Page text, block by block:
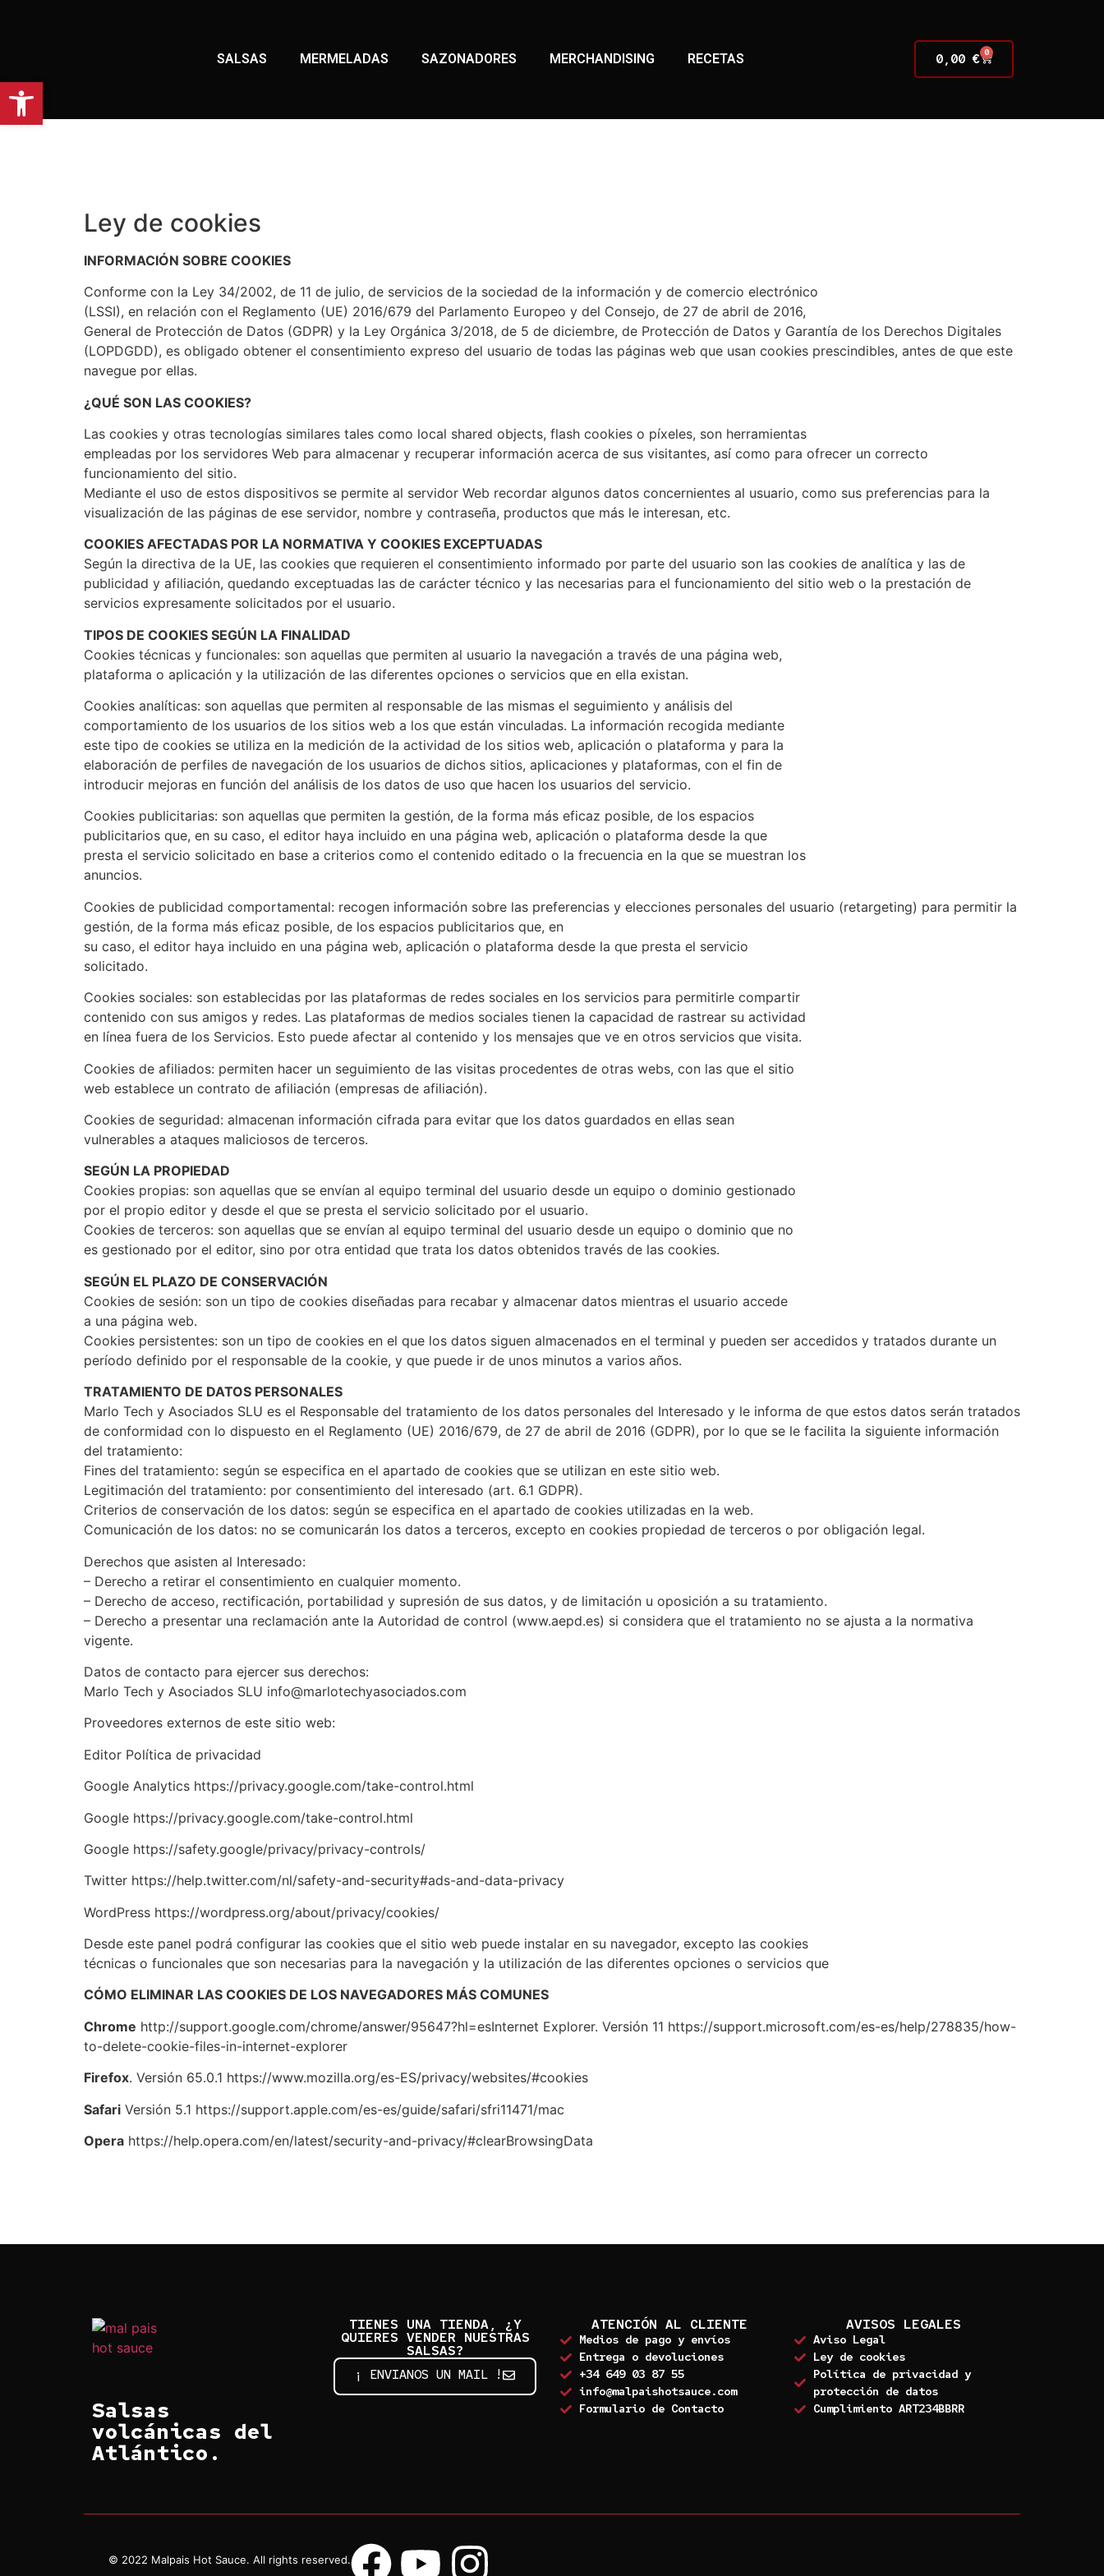
SALSAS MERMELADAS SAZONADORES MERCHANDISING RECETAS 0,00 € 0
Ley de cookies
INFORMACIÓN SOBRE COOKIES
Conforme con la Ley 34/2002, de 11 de julio, de servicios de la sociedad de la información y de comercio electrónico
(LSSI), en relación con el Reglamento (UE) 2016/679 del Parlamento Europeo y del Consejo, de 27 de abril de 2016,
General de Protección de Datos (GDPR) y la Ley Orgánica 3/2018, de 5 de diciembre, de Protección de Datos y Garantía de los Derechos Digitales
(LOPDGDD), es obligado obtener el consentimiento expreso del usuario de todas las páginas web que usan cookies prescindibles, antes de que este
navegue por ellas.
¿QUÉ SON LAS COOKIES?
Las cookies y otras tecnologías similares tales como local shared objects, flash cookies o píxeles, son herramientas
empleadas por los servidores Web para almacenar y recuperar información acerca de sus visitantes, así como para ofrecer un correcto
funcionamiento del sitio.
Mediante el uso de estos dispositivos se permite al servidor Web recordar algunos datos concernientes al usuario, como sus preferencias para la
visualización de las páginas de ese servidor, nombre y contraseña, productos que más le interesan, etc.
COOKIES AFECTADAS POR LA NORMATIVA Y COOKIES EXCEPTUADAS
Según la directiva de la UE, las cookies que requieren el consentimiento informado por parte del usuario son las cookies de analítica y las de
publicidad y afiliación, quedando exceptuadas las de carácter técnico y las necesarias para el funcionamiento del sitio web o la prestación de
servicios expresamente solicitados por el usuario.
TIPOS DE COOKIES SEGÚN LA FINALIDAD
Cookies técnicas y funcionales: son aquellas que permiten al usuario la navegación a través de una página web,
plataforma o aplicación y la utilización de las diferentes opciones o servicios que en ella existan.
Cookies analíticas: son aquellas que permiten al responsable de las mismas el seguimiento y análisis del
comportamiento de los usuarios de los sitios web a los que están vinculadas. La información recogida mediante
este tipo de cookies se utiliza en la medición de la actividad de los sitios web, aplicación o plataforma y para la
elaboración de perfiles de navegación de los usuarios de dichos sitios, aplicaciones y plataformas, con el fin de
introducir mejoras en función del análisis de los datos de uso que hacen los usuarios del servicio.
Cookies publicitarias: son aquellas que permiten la gestión, de la forma más eficaz posible, de los espacios
publicitarios que, en su caso, el editor haya incluido en una página web, aplicación o plataforma desde la que
presta el servicio solicitado en base a criterios como el contenido editado o la frecuencia en la que se muestran los
anuncios.
Cookies de publicidad comportamental: recogen información sobre las preferencias y elecciones personales del usuario (retargeting) para permitir la
gestión, de la forma más eficaz posible, de los espacios publicitarios que, en
su caso, el editor haya incluido en una página web, aplicación o plataforma desde la que presta el servicio
solicitado.
Cookies sociales: son establecidas por las plataformas de redes sociales en los servicios para permitirle compartir
contenido con sus amigos y redes. Las plataformas de medios sociales tienen la capacidad de rastrear su actividad
en línea fuera de los Servicios. Esto puede afectar al contenido y los mensajes que ve en otros servicios que visita.
Cookies de afiliados: permiten hacer un seguimiento de las visitas procedentes de otras webs, con las que el sitio
web establece un contrato de afiliación (empresas de afiliación).
Cookies de seguridad: almacenan información cifrada para evitar que los datos guardados en ellas sean
vulnerables a ataques maliciosos de terceros.
SEGÚN LA PROPIEDAD
Cookies propias: son aquellas que se envían al equipo terminal del usuario desde un equipo o dominio gestionado
por el propio editor y desde el que se presta el servicio solicitado por el usuario.
Cookies de terceros: son aquellas que se envían al equipo terminal del usuario desde un equipo o dominio que no
es gestionado por el editor, sino por otra entidad que trata los datos obtenidos través de las cookies.
SEGÚN EL PLAZO DE CONSERVACIÓN
Cookies de sesión: son un tipo de cookies diseñadas para recabar y almacenar datos mientras el usuario accede
a una página web.
Cookies persistentes: son un tipo de cookies en el que los datos siguen almacenados en el terminal y pueden ser accedidos y tratados durante un
período definido por el responsable de la cookie, y que puede ir de unos minutos a varios años.
TRATAMIENTO DE DATOS PERSONALES
Marlo Tech y Asociados SLU es el Responsable del tratamiento de los datos personales del Interesado y le informa de que estos datos serán tratados
de conformidad con lo dispuesto en el Reglamento (UE) 2016/679, de 27 de abril de 2016 (GDPR), por lo que se le facilita la siguiente información
del tratamiento:
Fines del tratamiento: según se especifica en el apartado de cookies que se utilizan en este sitio web.
Legitimación del tratamiento: por consentimiento del interesado (art. 6.1 GDPR).
Criterios de conservación de los datos: según se especifica en el apartado de cookies utilizadas en la web.
Comunicación de los datos: no se comunicarán los datos a terceros, excepto en cookies propiedad de terceros o por obligación legal.
Derechos que asisten al Interesado:
– Derecho a retirar el consentimiento en cualquier momento.
– Derecho de acceso, rectificación, portabilidad y supresión de sus datos, y de limitación u oposición a su tratamiento.
– Derecho a presentar una reclamación ante la Autoridad de control (www.aepd.es) si considera que el tratamiento no se ajusta a la normativa
vigente.
Datos de contacto para ejercer sus derechos:
Marlo Tech y Asociados SLU info@marlotechyasociados.com
Proveedores externos de este sitio web:
Editor Política de privacidad
Google Analytics https://privacy.google.com/take-control.html
Google https://privacy.google.com/take-control.html
Google https://safety.google/privacy/privacy-controls/
Twitter https://help.twitter.com/nl/safety-and-security#ads-and-data-privacy
WordPress https://wordpress.org/about/privacy/cookies/
Desde este panel podrá configurar las cookies que el sitio web puede instalar en su navegador, excepto las cookies
técnicas o funcionales que son necesarias para la navegación y la utilización de las diferentes opciones o servicios que
CÓMO ELIMINAR LAS COOKIES DE LOS NAVEGADORES MÁS COMUNES
Chrome http://support.google.com/chrome/answer/95647?hl=esInternet Explorer. Versión 11 https://support.microsoft.com/es-es/help/278835/how-
to-delete-cookie-files-in-internet-explorer
Firefox. Versión 65.0.1 https://www.mozilla.org/es-ES/privacy/websites/#cookies
Safari Versión 5.1 https://support.apple.com/es-es/guide/safari/sfri11471/mac
Opera https://help.opera.com/en/latest/security-and-privacy/#clearBrowsingData
Salsas
volcánicas del
Atlántico.
TIENES UNA TIENDA, ¿Y
QUIERES VENDER NUESTRAS
SALSAS?
¡ ENVIANOS UN MAIL !
ATENCIÓN AL CLIENTE
Medios de pago y envíos
Entrega o devoluciones
+34 649 03 87 55
info@malpaishotsauce.com
Formulario de Contacto
AVISOS LEGALES
Aviso Legal
Ley de cookies
Política de privacidad y
protección de datos
Cumplimiento ART234BBRR
© 2022 Malpais Hot Sauce. All rights reserved.
Abrir barra de herramientas